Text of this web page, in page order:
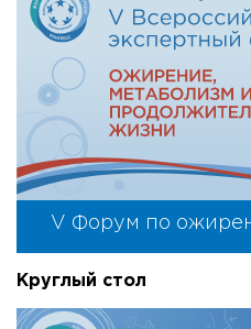
V Форум по
Круглый стол